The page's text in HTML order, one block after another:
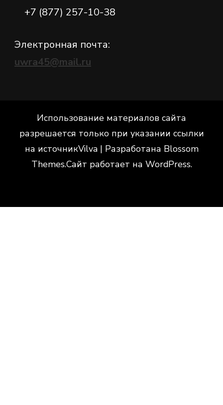
+7 (877) 257-10-38
Электронная почта:
uwra45@mail.ru
Использование материалов сайта
разрешается только при указании ссылки
на источникVilva | Разработана Blossom
Themes.Сайт работает на WordPress.